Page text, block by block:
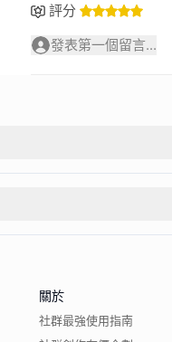
評分
發表第一個留言...
關於
社群最強使用指南